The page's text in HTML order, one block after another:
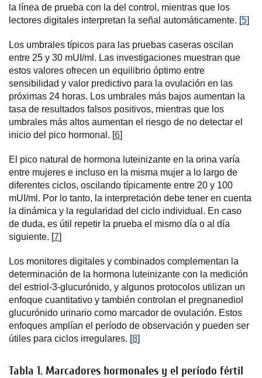
la línea de prueba con la del control, mientras que los
lectores digitales interpretan la señal automáticamente. [5]
Los umbrales típicos para las pruebas caseras oscilan
entre 25 y 30 mUI/ml. Las investigaciones muestran que
estos valores ofrecen un equilibrio óptimo entre
sensibilidad y valor predictivo para la ovulación en las
próximas 24 horas. Los umbrales más bajos aumentan la
tasa de resultados falsos positivos, mientras que los
umbrales más altos aumentan el riesgo de no detectar el
inicio del pico hormonal. [6]
El pico natural de hormona luteinizante en la orina varía
entre mujeres e incluso en la misma mujer a lo largo de
diferentes ciclos, oscilando típicamente entre 20 y 100
mUI/ml. Por lo tanto, la interpretación debe tener en cuenta
la dinámica y la regularidad del ciclo individual. En caso
de duda, es útil repetir la prueba el mismo día o al día
siguiente. [7]
Los monitores digitales y combinados complementan la
determinación de la hormona luteinizante con la medición
del estriol-3-glucurónido, y algunos protocolos utilizan un
enfoque cuantitativo y también controlan el pregnanediol
glucurónido urinario como marcador de ovulación. Estos
enfoques amplían el período de observación y pueden ser
útiles para ciclos irregulares. [8]
Tabla 1. Marcadores hormonales y el período fértil